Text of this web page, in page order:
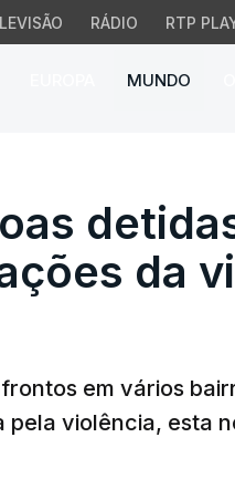
RÁDIO RTP
MUNDO
da
em vários
violência, esta